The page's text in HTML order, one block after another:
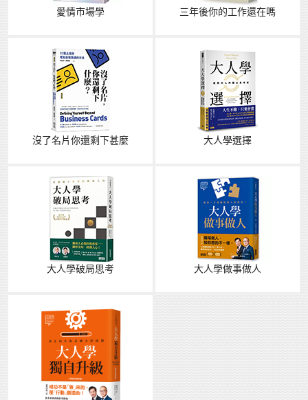
愛情市場學 三年後你的工作還在嗎
沒了名片你還剩下甚麼 大人學選擇
大人學破局思考 大人學做事做人